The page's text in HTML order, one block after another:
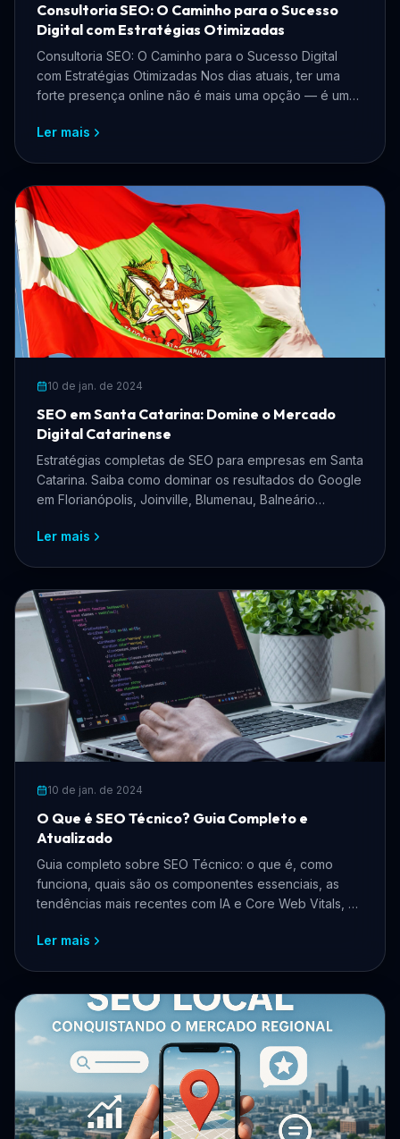
Consultoria SEO: O Caminho para o Sucesso
Digital com Estratégias Otimizadas
Consultoria SEO: O Caminho para o Sucesso Digital
com Estratégias Otimizadas Nos dias atuais, ter uma
forte presença online não é mais uma opção — é uma
Ler mais
10 de jan. de 2024
SEO em Santa Catarina: Domine o Mercado
Digital Catarinense
Estratégias completas de SEO para empresas em Santa
Catarina. Saiba como dominar os resultados do Google
em Florianópolis, Joinville, Blumenau, Balneário
Ler mais
10 de jan. de 2024
O Que é SEO Técnico? Guia Completo e
Atualizado
Guia completo sobre SEO Técnico: o que é, como
funciona, quais são os componentes essenciais, as
tendências mais recentes com IA e Core Web Vitals, e
Google.
Ler mais